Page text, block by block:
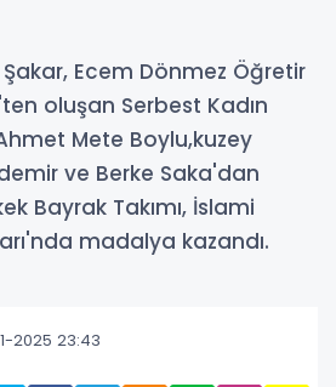
Şakar, Ecem Dönmez Öğretir
oluşan Serbest Kadın
Mete Boylu,kuzey
ve Berke Saka'dan
Bayrak Takımı, İslami
madalya kazandı.
2025 23:43